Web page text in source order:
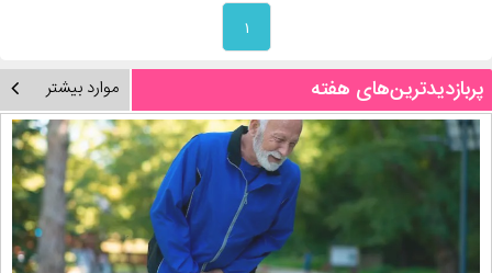
۱
پربازدیدترین‌های هفته موارد بیشتر